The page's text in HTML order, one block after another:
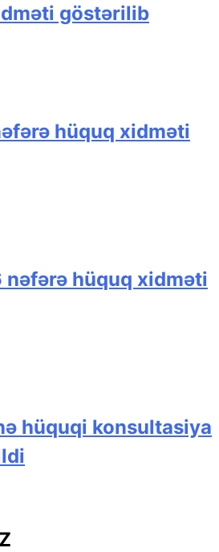
göstərilib
hüquq xidməti
nəfərə hüquq xidməti
hüquqi konsultasiya